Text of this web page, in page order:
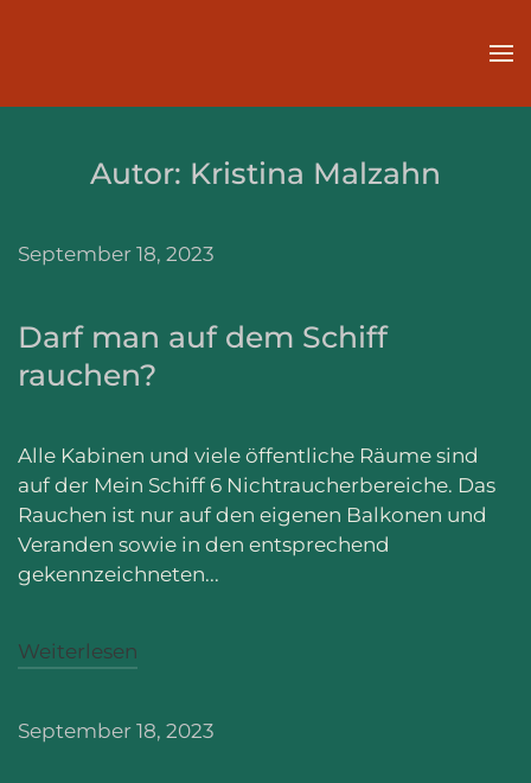
Autor: Kristina Malzahn
September 18, 2023
Darf man auf dem Schiff
rauchen?
Alle Kabinen und viele öffentliche Räume sind
auf der Mein Schiff 6 Nichtraucherbereiche. Das
Rauchen ist nur auf den eigenen Balkonen und
Veranden sowie in den entsprechend
gekennzeichneten...
Weiterlesen
September 18, 2023